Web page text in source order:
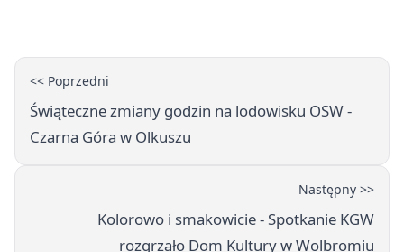
<< Poprzedni
Świąteczne zmiany godzin na lodowisku OSW -
Czarna Góra w Olkuszu
Następny >>
Kolorowo i smakowicie - Spotkanie KGW
rozgrzało Dom Kultury w Wolbromiu